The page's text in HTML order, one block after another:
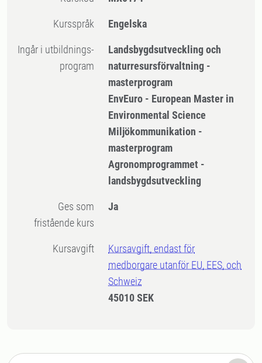
Kursspråk Engelska
Ingår i utbildnings-
program
Landsbygdsutveckling och
naturresursförvaltning -
masterprogram
EnvEuro - European Master in
Environmental Science
Miljökommunikation -
masterprogram
Agronomprogrammet -
landsbygdsutveckling
Ges som
fristående kurs
Ja
Kursavgift
Kursavgift, endast för
medborgare utanför EU, EES, och
Schweiz
45010 SEK